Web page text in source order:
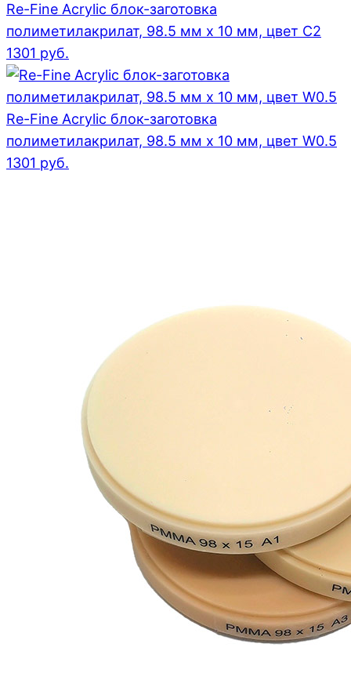
Re-Fine Acrylic блок-заготовка
полиметилакрилат, 98.5 мм x 10 мм, цвет C2
1301 руб.
Re-Fine Acrylic блок-заготовка
полиметилакрилат, 98.5 мм x 10 мм, цвет W0.5
1301 руб.